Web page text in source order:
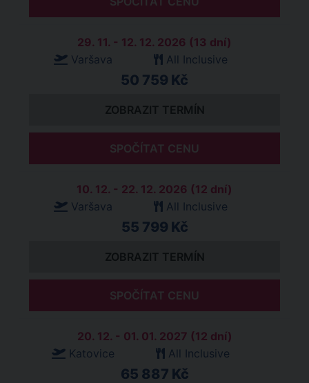
29. 11. - 12. 12. 2026 (13 dní)
Varšava
All Inclusive
50 759 Kč
ZOBRAZIT TERMÍN
SPOČÍTAT CENU
10. 12. - 22. 12. 2026 (12 dní)
Varšava
All Inclusive
55 799 Kč
ZOBRAZIT TERMÍN
SPOČÍTAT CENU
20. 12. - 01. 01. 2027 (12 dní)
Katovice
All Inclusive
65 887 Kč